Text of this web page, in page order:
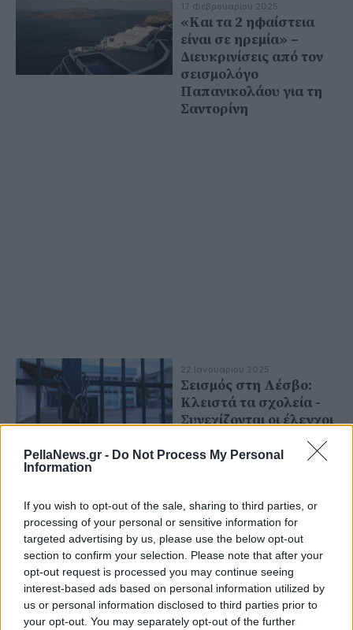
PellaNews.gr - Do Not Process My Personal
Information
If you wish to opt-out of the sale, sharing to third parties, or
processing of your personal or sensitive information for
targeted advertising by us, please use the below opt-out
section to confirm your selection. Please note that after your
opt-out request is processed you may continue seeing
interest-based ads based on personal information utilized by
us or personal information disclosed to third parties prior to
your opt-out. You may separately opt-out of the further
17 Φεβρουαρίου 2025
«Και τα 2 ηφαίστεια
είναι σε ηρεμία» –
Διευκρινίσεις από τον
σεισμολόγο
Παπανικολάου για τη
Σαντορίνη
22 Ιανουαρίου 2025
Σεισμός στη Λέσβο:
Κλειστά τα σχολεία -
Συνεχίζονται οι έλεγχοι
Σεισμός 5,5 Ρίχτερ στη
Ρουμανία